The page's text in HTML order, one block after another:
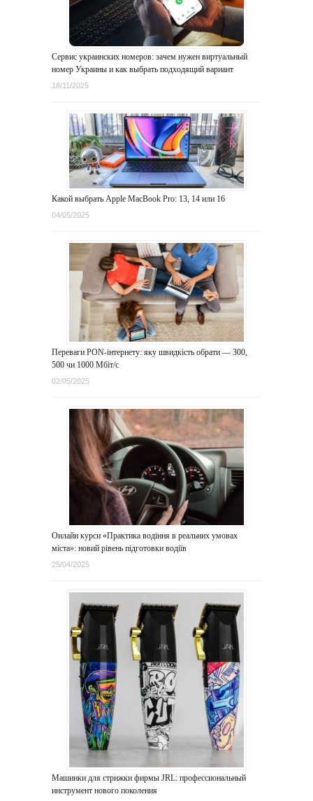
Сервис украинских номеров: зачем нужен виртуальный
номер Украины и как выбрать подходящий вариант
18/11/2025
Какой выбрать Apple MacBook Pro: 13, 14 или 16
04/05/2025
Переваги PON-інтернету: яку швидкість обрати — 300,
500 чи 1000 Мбіт/с
02/05/2025
Онлайн курси «Практика водіння в реальних умовах
міста»: новий рівень підготовки водіїв
25/04/2025
Машинки для стрижки фирмы JRL: профессиональный
инструмент нового поколения